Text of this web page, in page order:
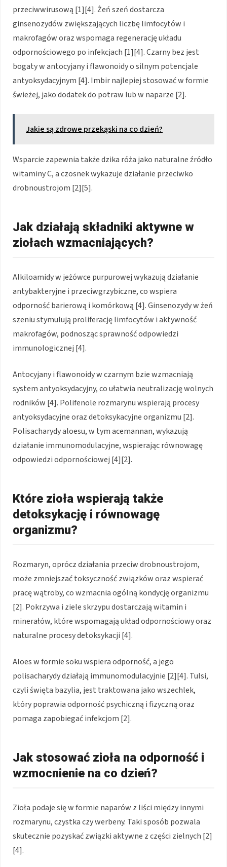
przeciwwirusową [1][4]. Żeń szeń dostarcza
ginsenozydów zwiększających liczbę limfocytów i
makrofagów oraz wspomaga regenerację układu
odpornościowego po infekcjach [1][4]. Czarny bez jest
bogaty w antocyjany i flawonoidy o silnym potencjale
antyoksydacyjnym [4]. Imbir najlepiej stosować w formie
świeżej, jako dodatek do potraw lub w naparze [2].
Jakie są zdrowe przekąski na co dzień?
Wsparcie zapewnia także dzika róża jako naturalne źródło
witaminy C, a czosnek wykazuje działanie przeciwko
drobnoustrojom [2][5].
Jak działają składniki aktywne w
ziołach wzmacniających?
Alkiloamidy w jeżówce purpurowej wykazują działanie
antybakteryjne i przeciwgrzybiczne, co wspiera
odporność barierową i komórkową [4]. Ginsenozydy w żeń
szeniu stymulują proliferację limfocytów i aktywność
makrofagów, podnosząc sprawność odpowiedzi
immunologicznej [4].
Antocyjany i flawonoidy w czarnym bzie wzmacniają
system antyoksydacyjny, co ułatwia neutralizację wolnych
rodników [4]. Polifenole rozmarynu wspierają procesy
antyoksydacyjne oraz detoksykacyjne organizmu [2].
Polisacharydy aloesu, w tym acemannan, wykazują
działanie immunomodulacyjne, wspierając równowagę
odpowiedzi odpornościowej [4][2].
Które zioła wspierają także
detoksykację i równowagę
organizmu?
Rozmaryn, oprócz działania przeciw drobnoustrojom,
może zmniejszać toksyczność związków oraz wspierać
pracę wątroby, co wzmacnia ogólną kondycję organizmu
[2]. Pokrzywa i ziele skrzypu dostarczają witamin i
minerałów, które wspomagają układ odpornościowy oraz
naturalne procesy detoksykacji [4].
Aloes w formie soku wspiera odporność, a jego
polisacharydy działają immunomodulacyjnie [2][4]. Tulsi,
czyli święta bazylia, jest traktowana jako wszechlek,
który poprawia odporność psychiczną i fizyczną oraz
pomaga zapobiegać infekcjom [2].
Jak stosować zioła na odporność i
wzmocnienie na co dzień?
Zioła podaje się w formie naparów z liści między innymi
rozmarynu, czystka czy werbeny. Taki sposób pozwala
skutecznie pozyskać związki aktywne z części zielnych [2]
[4].